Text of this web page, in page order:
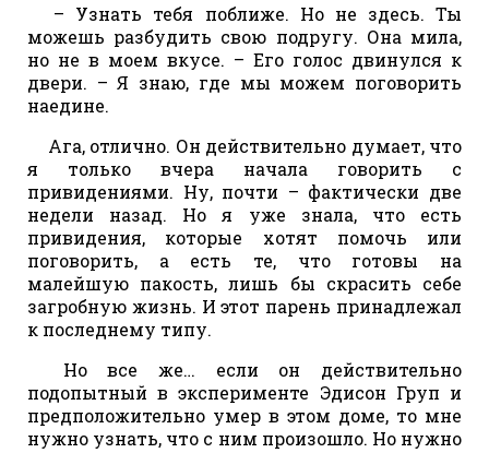
– Узнать тебя поближе. Но не здесь. Ты
можешь разбудить свою подругу. Она мила,
но не в моем вкусе. – Его голос двинулся к
двери. – Я знаю, где мы можем поговорить
наедине.
Ага, отлично. Он действительно думает, что
я только вчера начала говорить с
привидениями. Ну, почти – фактически две
недели назад. Но я уже знала, что есть
привидения, которые хотят помочь или
поговорить, а есть те, что готовы на
малейшую пакость, лишь бы скрасить себе
загробную жизнь. И этот парень принадлежал
к последнему типу.
Но все же… если он действительно
подопытный в эксперименте Эдисон Груп и
предположительно умер в этом доме, то мне
нужно узнать, что с ним произошло. Но нужно